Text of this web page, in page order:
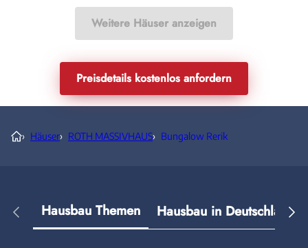
Weitere Häuser anzeigen
Preisdetails kostenlos anfordern
› Häuser› ROTH MASSIVHAUS› Bungalow Rerik
Hausbau Themen Hausbau in Deutschland